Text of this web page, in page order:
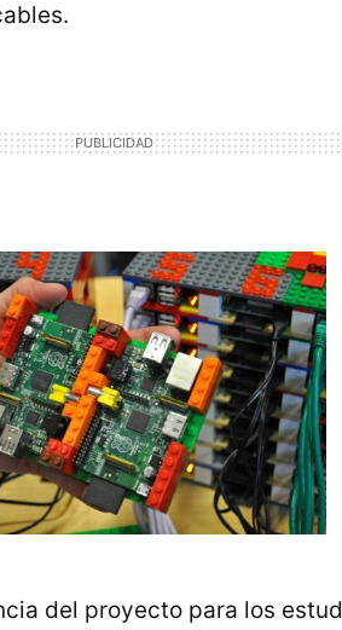
del proyecto para los